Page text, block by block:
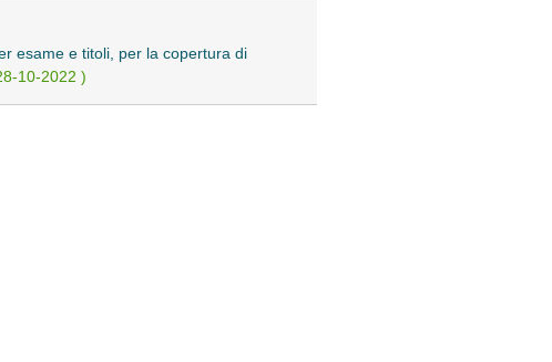
esame e titoli, per la copertura di
10-2022 )